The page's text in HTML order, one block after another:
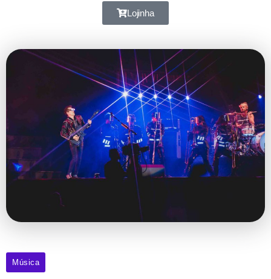
Lojinha
Música